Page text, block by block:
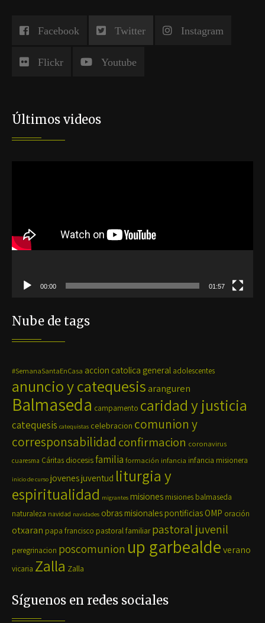
Facebook Twitter Instagram
Flickr Youtube
Últimos videos
00:00 01:57
Nube de tags
#SemanaSantaEnCasa accion catolica general adolescentes
anuncio y catequesis aranguren
Balmaseda campamento caridad y justicia
catequesis catequistas celebracion comunion y
corresponsabilidad confirmacion coronavirus
cuaresma Cáritas diocesisfamilia formación infancia infancia misionera
inicio de curso jovenesjuventud liturgia y
espiritualidad migrantes misiones misiones balmaseda
naturaleza navidad navidades obras misionales pontificias OMP oración
otxaran papa francisco pastoral familiar pastoral juvenil
peregrinacion poscomunion up garbealdeverano
vicaria Zalla Zalla
Síguenos en redes sociales